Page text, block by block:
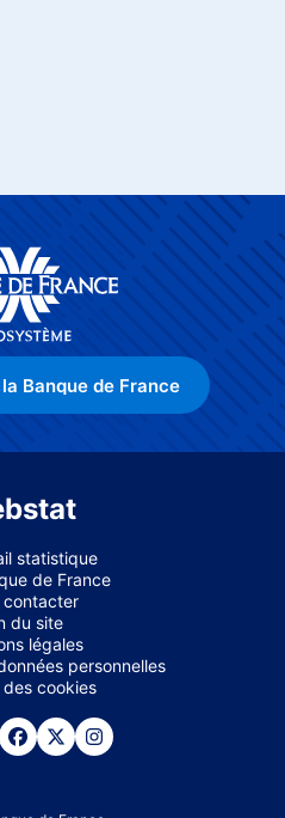
Banque de France
statistique
de France
contacter
du site
légales
personnelles
des cookies